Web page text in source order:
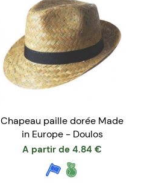
Chapeau paille dorée Made
in Europe - Doulos
A partir de 4.84 €